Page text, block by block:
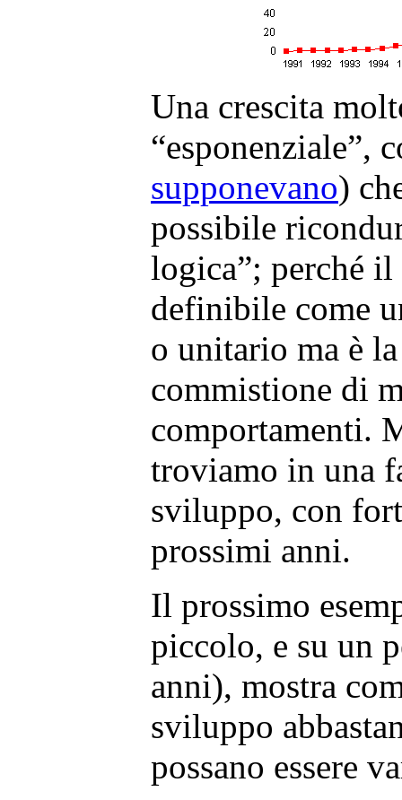
Una crescita
“esponenziale”,
supponevano)
possibile
logica”; perché
definibile come
o unitario ma è
commistione di
comportamenti.
troviamo in una
sviluppo, con
prossimi anni.
Il prossimo
piccolo, e su un
anni), mostra
sviluppo
possano essere